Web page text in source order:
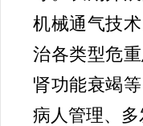
机械通气技
治各类型危
肾功能衰竭
病人管理、多